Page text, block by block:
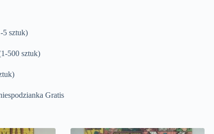
5 sztuk)
500 sztuk)
Gratis